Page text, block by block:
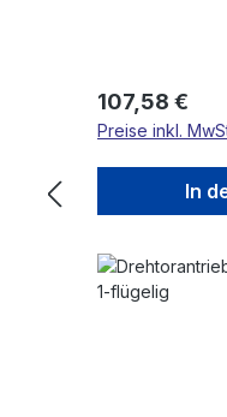
Regulärer
107,58 €
Preise inkl.
In